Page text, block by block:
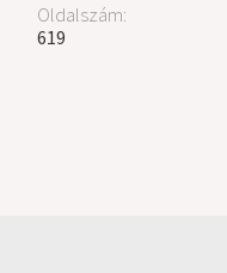
Oldalszám:
619